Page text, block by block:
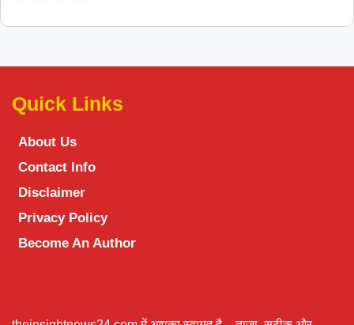
Quick Links
About Us
Contact Info
Disclaimer
Privacy Policy
Become An Author